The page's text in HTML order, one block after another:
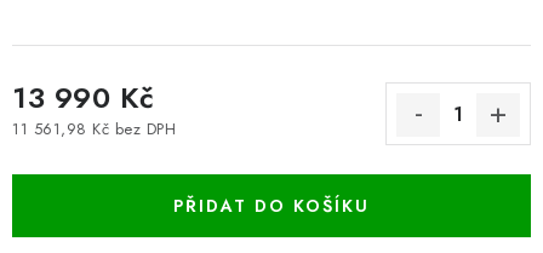
13 990 Kč
11 561,98 Kč bez DPH
PŘIDAT DO KOŠÍKU